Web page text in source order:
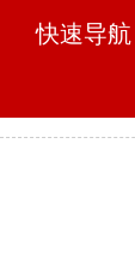
快速导航